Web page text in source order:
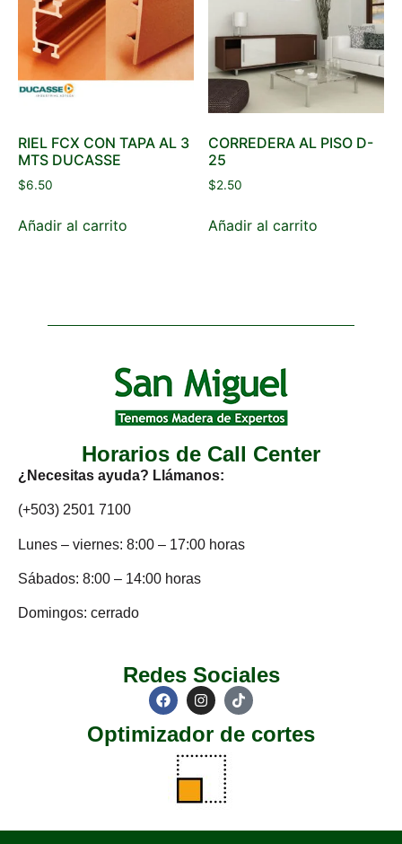
RIEL FCX CON TAPA AL 3
MTS DUCASSE
$6.50
Añadir al carrito
CORREDERA AL PISO D-
25
$2.50
Añadir al carrito
Horarios de Call Center
¿Necesitas ayuda? Llámanos:
(+503) 2501 7100
Lunes – viernes: 8:00 – 17:00 horas
Sábados: 8:00 – 14:00 horas
Domingos: cerrado
Redes Sociales
Optimizador de cortes